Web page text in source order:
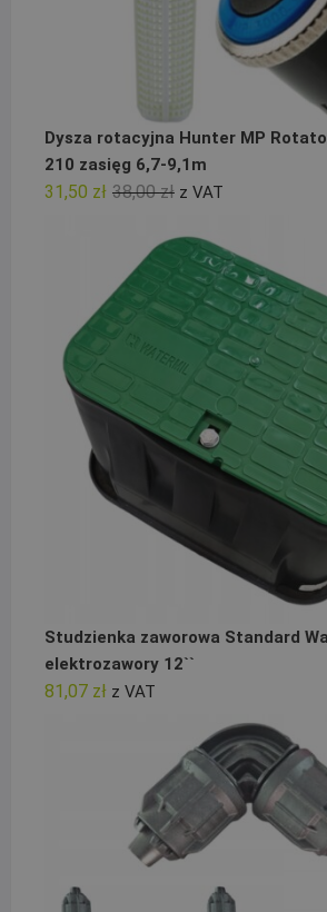
Dysza rotacyjna Hunter MP
210 zasięg 6,7-9,1m
38,00zł Pierwotna
wynosiła:
38,00 zł.
31,50 zł
Aktualna
wynosi:
31,50 zł.
z VAT
Studzienka zaworowa Standard
elektrozawory 12``
81,07 zł z VAT